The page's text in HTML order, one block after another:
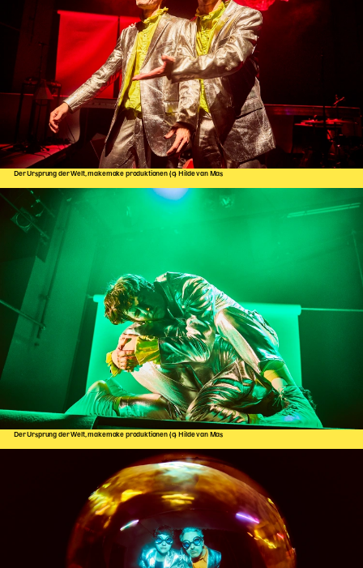
Der Ursprung der Welt, makemake produktionen (c) Hilde van Mas
Der Ursprung der Welt, makemake produktionen (c) Hilde van Mas